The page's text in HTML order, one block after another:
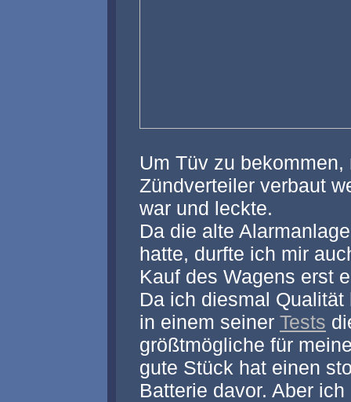
Um Tüv zu
Zündverteiler verbaut
war und leckte.
Da die alte
hatte, durfte ich mir
Kauf des Wagens erst
Da ich diesmal
in einem seiner Tests
größtmögliche für
gute Stück hat einen
Batterie davor. Aber